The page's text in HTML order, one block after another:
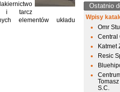
i tarcz
elementów układu
Ostatnio
Wpisy
Omr
Central
Katmet
Resic
S.C.